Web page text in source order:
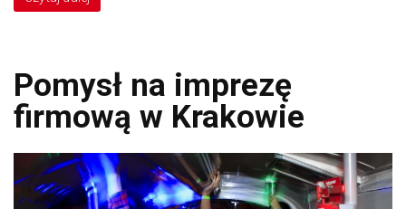
Pomysł na imprezę
firmową w Krakowie